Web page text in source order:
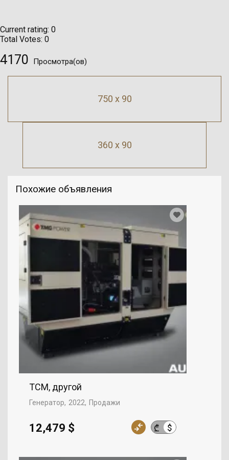
360 x 90
Похожие объявления
TCM, другой
Генератор 2022 Продажи
₾ $
12,479 $
Current rating: 0
Total Votes: 0
4170 Просмотра(ов)
750 x 90